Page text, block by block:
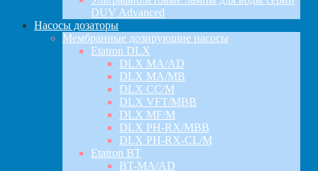
DUV Advanced
Насосы дозаторы
Мембранные дозирующие насосы
Etatron DLX
DLX MA/AD
DLX MA/MB
DLX CC/M
DLX VFT/MBB
DLX MF/M
DLX PH-RX/MBB
DLX PH-RX-CL/M
Etatron BT
BT-MA/AD